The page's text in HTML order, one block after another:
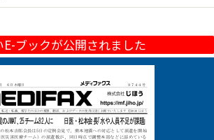
E-ブックが公開されました